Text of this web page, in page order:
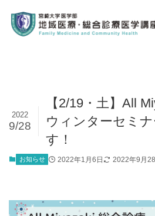
【2/19・土】All
ウィンターセミ
す！
2022
9/28
お知らせ 2022年1月6日 2022年9月